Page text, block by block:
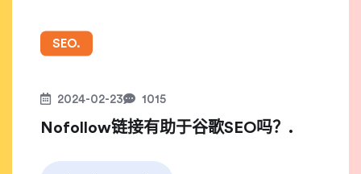
SEO.
2024-02-23 1015
Nofollow链接有助于谷歌SEO吗？.